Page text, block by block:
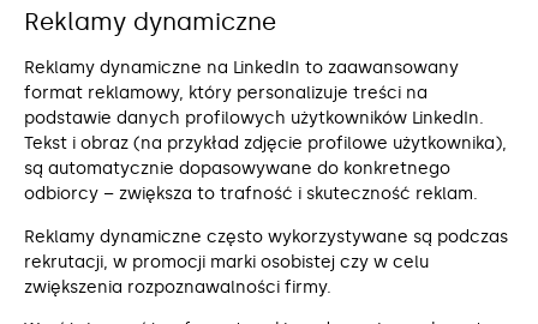
Reklamy dynamiczne
Reklamy dynamiczne na LinkedIn to zaawansowany
format reklamowy, który personalizuje treści na
podstawie danych profilowych użytkowników LinkedIn.
Tekst i obraz (na przykład zdjęcie profilowe użytkownika),
są automatycznie dopasowywane do konkretnego
odbiorcy – zwiększa to trafność i skuteczność reklam.
Reklamy dynamiczne często wykorzystywane są podczas
rekrutacji, w promocji marki osobistej czy w celu
zwiększenia rozpoznawalności firmy.